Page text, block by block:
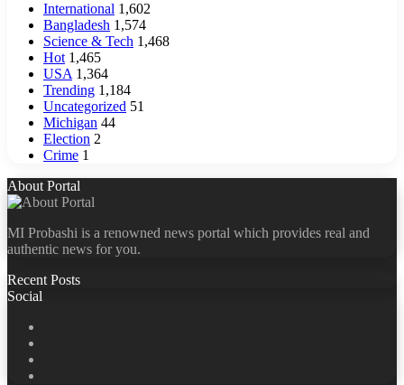
International 1,602
Bangladesh 1,574
Science & Tech 1,468
Hot 1,465
USA 1,364
Trending 1,184
Uncategorized 51
Michigan 44
Election 2
Crime 1
About Portal
MI Probashi is a renowned news portal which provides real and
authentic news for you.
Recent Posts
Social